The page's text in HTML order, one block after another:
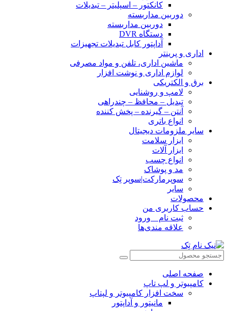
کانکتور – اسپلیتر – تبدیلات
دوربین مداربسته
دوربین مداربسته
دستگاه DVR
آداپتور کابل تبدیلات تجهیزات
اداری و پرینتر
ماشین اداری، تلفن و مواد مصرفی
لوازم اداری و نوشت افزار
برق و الکتریکی
لامپ و روشنایی
تبدیل – محافظ – چندراهی
آنتن – گیرنده – پخش کننده
انواع باتری
سایر ملزومات دیجیتال
ابزار سلامت
ابزار آلات
انواع چسب
مد و پوشاک
سوپرمارکت|سوپر تِک
سایر
محصولات
حساب کاربری من
ثبت نام _ ورود
علاقه مندی‌ها
صفحه اصلی
کامپیوتر و‌‌‌‌‌ لپ تاپ
سخت افزار کامپیوتر و لپتاپ
مانیتور و آداپتور